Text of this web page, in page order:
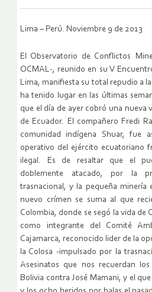
Lima – Perú. Noviembre 9 de 2013
El Observatorio de Conflictos
OCMAL-, reunido en su V
Lima, manifiesta su total repudio a
ha tenido lugar en las últimas
que el día de ayer cobró una nueva
de Ecuador. El compañero Fredi
comunidad indígena Shuar, fue
operativo del ejército ecuatoriano
ilegal. Es de resaltar que el
doblemente atacado, por la
trasnacional, y la pequeña minería
nuevo crímen se suma al que
Colombia, donde se segó la vida de
como integrante del Comité
Cajamarca, reconocido lider de la
la Colosa -impulsado por la
Asesinatos que nos recuerdan
Bolivia contra José Mamani, y el